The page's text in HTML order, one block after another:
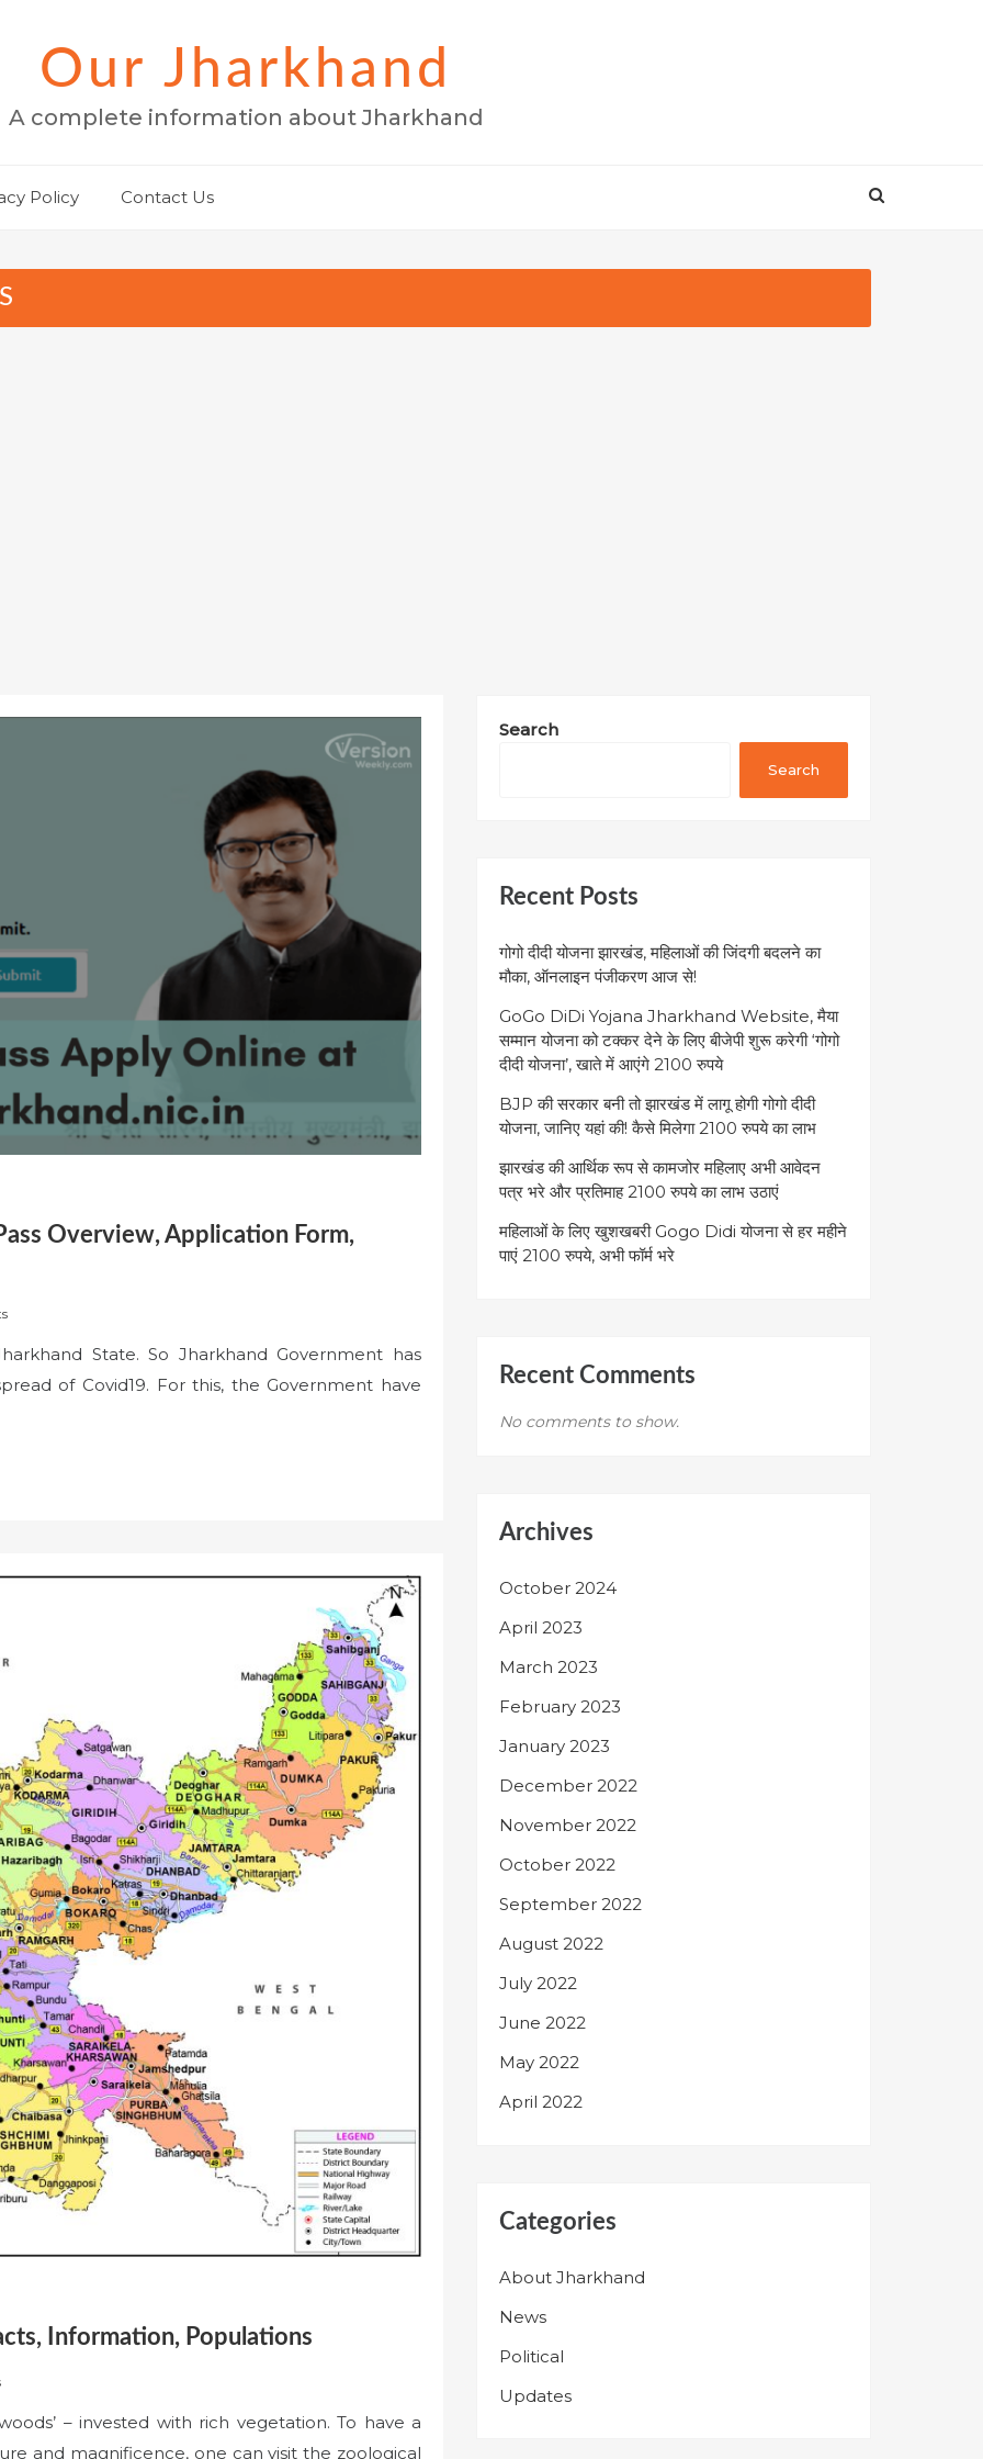
Our Jharkhand
A complete information about Jharkhand
Policy Contact Us
Overview, Application Form,
State. So Jharkhand Government has
of Covid19. For this, the Government have
Information, Populations
– invested with rich vegetation. To have a
and magnificence, one can visit the zoological
Search
Search
Recent Posts
गोगो दीदी योजना झारखंड, महिलाओं की जिंदगी बदलने का
मौका, ऑनलाइन पंजीकरण आज से!
GoGo DiDi Yojana Jharkhand Website, मैया
सम्मान योजना को टक्कर देने के लिए बीजेपी शुरू करेगी ‘गोगो
दीदी योजना’, खाते में आएंगे 2100 रुपये
BJP की सरकार बनी तो झारखंड में लागू होगी गोगो दीदी
योजना, जानिए यहां की! कैसे मिलेगा 2100 रुपये का लाभ
झारखंड की आर्थिक रूप से कामजोर महिलाए अभी आवेदन
पत्र भरे और प्रतिमाह 2100 रुपये का लाभ उठाएं
महिलाओं के लिए खुशखबरी Gogo Didi योजना से हर महीने
पाएं 2100 रुपये, अभी फॉर्म भरे
Recent Comments
No comments to show.
Archives
October 2024
April 2023
March 2023
February 2023
January 2023
December 2022
November 2022
October 2022
September 2022
August 2022
July 2022
June 2022
May 2022
April 2022
Categories
About Jharkhand
News
Political
Updates